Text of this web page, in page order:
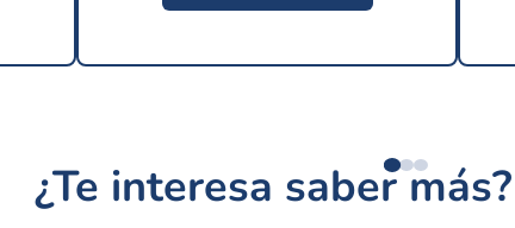
¿Te interesa saber más?